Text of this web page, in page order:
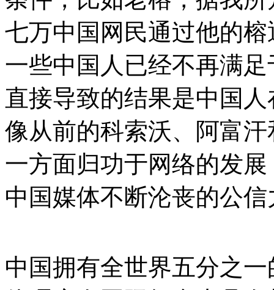
七万中国网民通过他的
一些中国人已经不再满
直接导致的结果是中国
像从前的科索沃、阿富
一方面归功于网络的发
中国媒体不断沦丧的公信
中国拥有全世界五分之